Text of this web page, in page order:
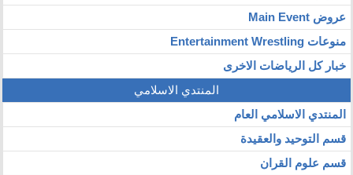
عروض Main Event
منوعات Entertainment Wrestling
خبار كل الرياضات الاخرى
المنتدي الاسلامي
المنتدي الاسلامي العام
قسم التوحيد والعقيدة
قسم علوم القران